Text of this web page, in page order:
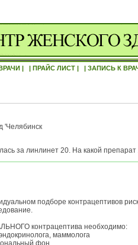
| | ПРАЙС ЛИСТ | | ЗАПИСЬ К
'Челябинск
за линлинет 20. На какой
подборе контрацептивов
контрацептива необходимо:
маммолога